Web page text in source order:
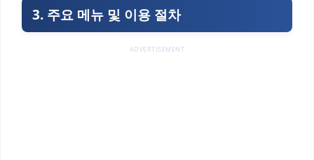
3. 주요 메뉴 및 이용 절차
ADVERTISEMENT